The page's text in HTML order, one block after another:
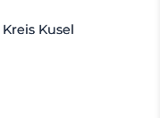
Kusel